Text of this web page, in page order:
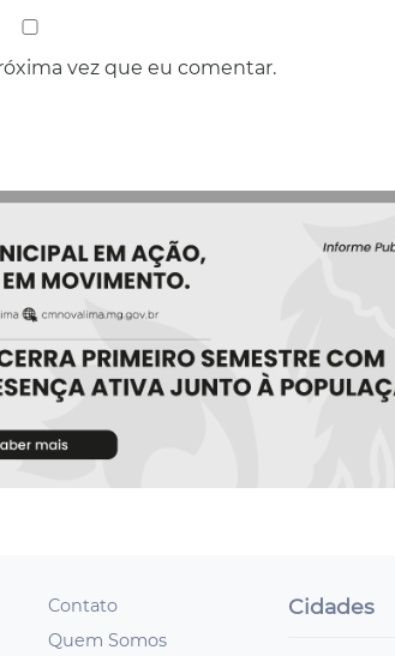
vez que eu comentar.
Contato
Quem Somos
Cidades